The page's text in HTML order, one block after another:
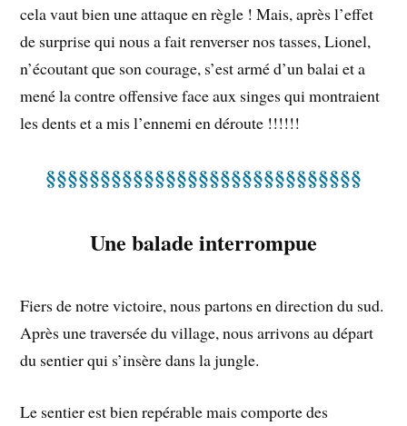
cela vaut bien une attaque en règle ! Mais, après l’effet
de surprise qui nous a fait renverser nos tasses, Lionel,
n’écoutant que son courage, s’est armé d’un balai et a
mené la contre offensive face aux singes qui montraient
les dents et a mis l’ennemi en déroute !!!!!!
§§§§§§§§§§§§§§§§§§§§§§§§§§§§§
Une balade interrompue
Fiers de notre victoire, nous partons en direction du sud.
Après une traversée du village, nous arrivons au départ
du sentier qui s’insère dans la jungle.
Le sentier est bien repérable mais comporte des